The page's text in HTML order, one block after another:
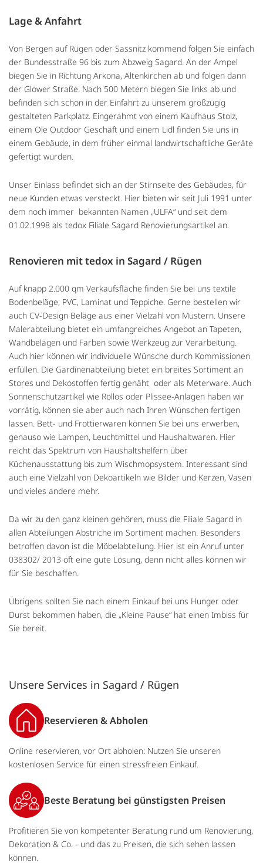
Lage & Anfahrt
Von Bergen auf Rügen oder Sassnitz kommend folgen Sie einfach
der Bundesstraße 96 bis zum Abzweig Sagard. An der Ampel
biegen Sie in Richtung Arkona, Altenkirchen ab und folgen dann
der Glower Straße. Nach 500 Metern biegen Sie links ab und
befinden sich schon in der Einfahrt zu unserem großzügig
gestalteten Parkplatz. Eingerahmt von einem Kaufhaus Stolz,
einem Ole Outdoor Geschäft und einem Lidl finden Sie uns in
einem Gebäude, in dem früher einmal landwirtschaftliche Geräte
gefertigt wurden.
Unser Einlass befindet sich an der Stirnseite des Gebäudes, für
neue Kunden etwas versteckt. Hier bieten wir seit Juli 1991 unter
dem noch immer bekannten Namen „ULFA“ und seit dem
01.02.1998 als tedox Filiale Sagard Renovierungsartikel an.
Renovieren mit tedox in Sagard / Rügen
Auf knapp 2.000 qm Verkaufsfläche finden Sie bei uns textile
Bodenbeläge, PVC, Laminat und Teppiche. Gerne bestellen wir
auch CV-Design Beläge aus einer Vielzahl von Mustern. Unsere
Malerabteilung bietet ein umfangreiches Angebot an Tapeten,
Wandbelägen und Farben sowie Werkzeug zur Verarbeitung.
Auch hier können wir individuelle Wünsche durch Kommissionen
erfüllen. Die Gardinenabteilung bietet ein breites Sortiment an
Stores und Dekostoffen fertig genäht oder als Meterware. Auch
Sonnenschutzartikel wie Rollos oder Plissee-Anlagen haben wir
vorrätig, können sie aber auch nach Ihren Wünschen fertigen
lassen. Bett- und Frottierwaren können Sie bei uns erwerben,
genauso wie Lampen, Leuchtmittel und Haushaltwaren. Hier
reicht das Spektrum von Haushaltshelfern über
Küchenausstattung bis zum Wischmopsystem. Interessant sind
auch eine Vielzahl von Dekoartikeln wie Bilder und Kerzen, Vasen
und vieles andere mehr.
Da wir zu den ganz kleinen gehören, muss die Filiale Sagard in
allen Abteilungen Abstriche im Sortiment machen. Besonders
betroffen davon ist die Möbelabteilung. Hier ist ein Anruf unter
038302/ 2013 oft eine gute Lösung, denn nicht alles können wir
für Sie beschaffen.
Übrigens sollten Sie nach einem Einkauf bei uns Hunger oder
Durst bekommen haben, die „Kleine Pause“ hat einen Imbiss für
Sie bereit.
Unsere Services in Sagard / Rügen
Reservieren & Abholen
Online reservieren, vor Ort abholen: Nutzen Sie unseren
kostenlosen Service für einen stressfreien Einkauf.
Beste Beratung bei günstigsten Preisen
Profitieren Sie von kompetenter Beratung rund um Renovierung,
Dekoration & Co. - und das zu Preisen, die sich sehen lassen
können.